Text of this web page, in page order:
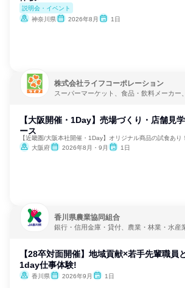
説明会・イベント
神奈川県
2026年8月 1日
株式会社ライフコーポレーション
スーパーマーケット、食品・飲料メーカー
【大阪開催・1Day】売場づくり・店舗見
ース
【近畿圏/大阪本社開催・1Day】オリジナル商品の試食あり！
大阪府
2026年8月・9月 1日
香川県農業協同組合
銀行・信用金庫・貸付、農業・林業・水産
【28卒対面開催】地域貢献×若手先輩職員
1day仕事体験!
香川県 2026年9月 1日